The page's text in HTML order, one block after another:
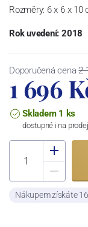
Rozměry: 6 x 6 x 10
Rok uvedení: 2018
Doporučená cena2
1 696
Skladem 1 ks
dostupné i na
Nákupem získáte